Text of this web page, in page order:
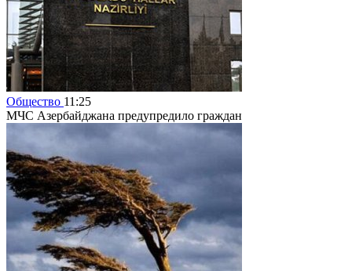
Общество 11:25
МЧС Азербайджана предупредило граждан